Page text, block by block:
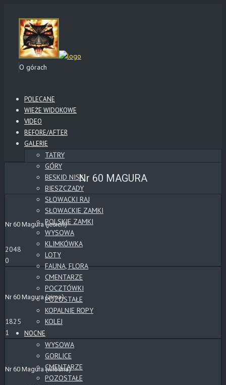
O górach
POLECANE
WIEŻE WIDOKOWE
VIDEO
BEFORE/AFTER
GALERIE
TATRY
GÓRY
BESKID NISKI
BIESZCZADY
SŁOWACKI RAJ
SŁOWACKIE ZAMKI
POLSKIE ZAMKI
WYSOWA
KLIMKÓWKA
LOTY
FAUNA, FLORA
CMENTARZE
POCZTÓWKI
POZOSTAŁE
KOPALNIE ROPY
KOLEJ
NOCNE
WYSOWA
GORLICE
CMENTARZE
POZOSTAŁE
Nr 60 MAGURA
Nr 60 Magura (jesień)
2048
0
Nr 60 Magura (zima)
1825
1
Nr 60 Magura (wiosna)